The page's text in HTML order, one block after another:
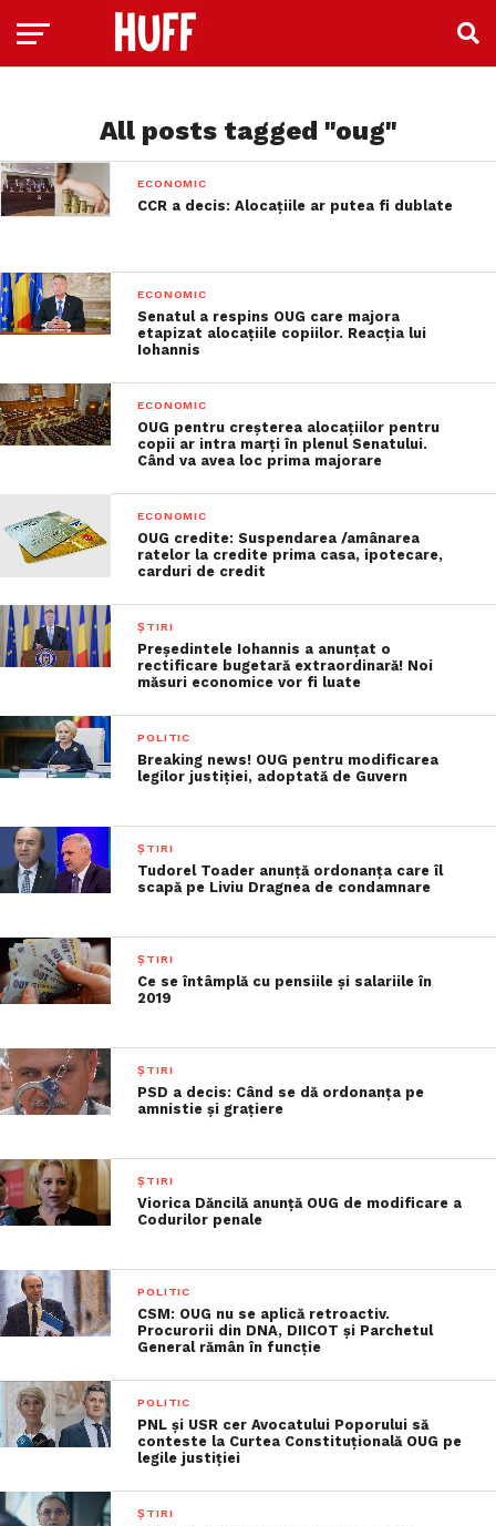
All posts tagged "oug"
ECONOMIC
CCR a decis: Alocațiile ar putea fi dublate
ECONOMIC
Senatul a respins OUG care majora
etapizat alocaţiile copiilor. Reacția lui
Iohannis
ECONOMIC
OUG pentru creșterea alocațiilor pentru
copii ar intra marți în plenul Senatului.
Când va avea loc prima majorare
ECONOMIC
OUG credite: Suspendarea /amânarea
ratelor la credite prima casa, ipotecare,
carduri de credit
ȘTIRI
Președintele Iohannis a anunțat o
rectificare bugetară extraordinară! Noi
măsuri economice vor fi luate
POLITIC
Breaking news! OUG pentru modificarea
legilor justiției, adoptată de Guvern
ȘTIRI
Tudorel Toader anunță ordonanța care îl
scapă pe Liviu Dragnea de condamnare
ȘTIRI
Ce se întâmplă cu pensiile şi salariile în
2019
ȘTIRI
PSD a decis: Când se dă ordonanţa pe
amnistie şi graţiere
ȘTIRI
Viorica Dăncilă anunţă OUG de modificare a
Codurilor penale
POLITIC
CSM: OUG nu se aplică retroactiv.
Procurorii din DNA, DIICOT și Parchetul
General rămân în funcție
POLITIC
PNL și USR cer Avocatului Poporului să
conteste la Curtea Constituțională OUG pe
legile justiției
ȘTIRI